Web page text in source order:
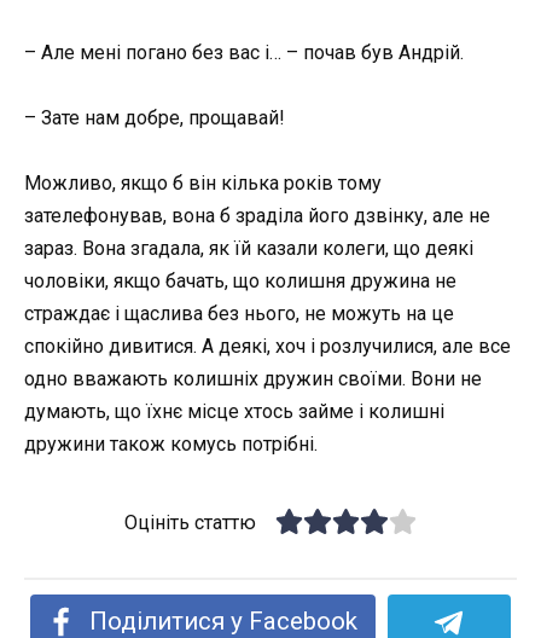
– Але мені погано без вас і… – почав був Андрій.
– Зате нам добре, прощавай!
Можливо, якщо б він кілька років тому
зателефонував, вона б зраділа його дзвінку, але не
зараз. Вона згадала, як їй казали колеги, що деякі
чоловіки, якщо бачать, що колишня дружина не
страждає і щаслива без нього, не можуть на це
спокійно дивитися. А деякі, хоч і розлучилися, але все
одно вважають колишніх дружин своїми. Вони не
думають, що їхнє місце хтось займе і колишні
дружини також комусь потрібні.
Оцініть статтю
Поділитися у Facebook